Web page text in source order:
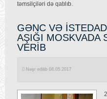
təmsilçiləri də qatılıb.
GƏNC VƏ
AŞIĞI MOSKVADA
VERİB
Nəşr edilib 08.05.2017